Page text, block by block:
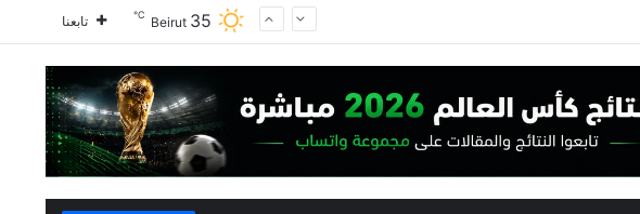
Beirut 35
℃ تابعنا